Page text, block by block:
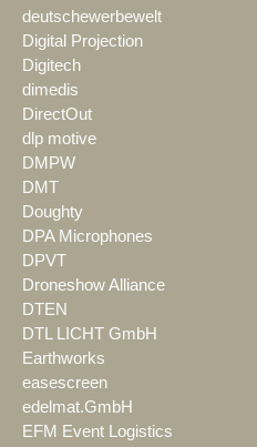
deutschewerbewelt
Digital Projection
Digitech
dimedis
DirectOut
dlp motive
DMPW
DMT
Doughty
DPA Microphones
DPVT
Droneshow Alliance
DTEN
DTL LICHT GmbH
Earthworks
easescreen
edelmat.GmbH
EFM Event Logistics